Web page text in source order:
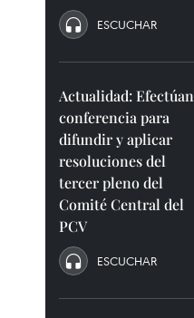
ESCUCHAR
Actualidad: Efectúan
conferencia para
difundir y aplicar
resoluciones del
tercer pleno del
Comité Central del
PCV
ESCUCHAR